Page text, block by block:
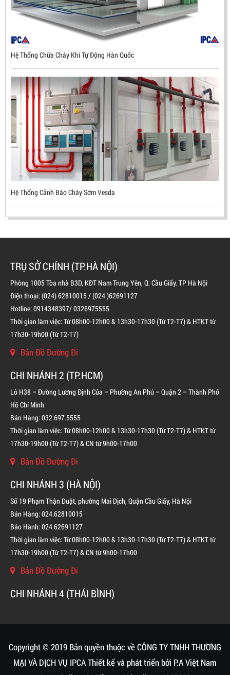
ĐẦU BÁO LỬA CHỐNG NỔ UV/IR- UX300 –
MEKASENTRON KOREA
LIÊN HỆ
Mã sản phẩm: UX300
BÌNH CHỮA CHÁY ĐỘC LẬP KHÍ FM200
BÌNH CHỮA CHÁY KHÍ FM200 CHO TỦ ĐIỆN
Hệ Thống Chữa Cháy Khí Tự Động Hàn Quốc
Hệ Thống Cảnh Báo Cháy Sớm Vesda
TRỤ SỞ CHÍNH (TP.HÀ NỘI)
Phòng 1005 Tòa nhà B3D, KĐT Nam Trung Yên, Q. Cầu Giấy. TP Hà Nội
Điện thoại: (024) 62810015 / (024 )62691127
Hotline: 0914348397/ 0326975555
Thời gian làm việc: Từ 08h00-12h00 & 13h30-17h30 (Từ T2-T7) & HTKT từ
17h30-19h00 (Từ T2-T7)
Bản Đồ Đường Đi
CHI NHÁNH 2 (TP.HCM)
Lô H38 – Đường Lương Định Của – Phường An Phú – Quận 2 – Thành Phố
Hồ Chí Minh
Bán Hàng: 032.697.5555
Thời gian làm việc: Từ 08h00-12h00 & 13h30-17h30 (Từ T2-T7) & HTKT từ
17h30-19h00 (Từ T2-T7) & CN từ 9h00-17h00
Bản Đồ Đường Đi
CHI NHÁNH 3 (HÀ NỘI)
Số 19 Phạm Thận Duật, phường Mai Dịch, Quận Cầu Giấy, Hà Nội
Bán Hàng: 024.62810015
Bảo Hành: 024.62691127
Thời gian làm việc: Từ 08h00-12h00 & 13h30-17h30 (Từ T2-T7) & HTKT từ
17h30-19h00 (Từ T2-T7) & CN từ 9h00-17h00
Bản Đồ Đường Đi
CHI NHÁNH 4 (THÁI BÌNH)
Copyright © 2019 Bản quyền thuộc về CÔNG TY TNHH THƯƠNG
MẠI VÀ DỊCH VỤ IPCAThiết kế và phát triển bởi P.A Việt Nam